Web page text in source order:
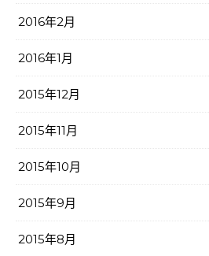
2016年2月
2016年1月
2015年12月
2015年11月
2015年10月
2015年9月
2015年8月